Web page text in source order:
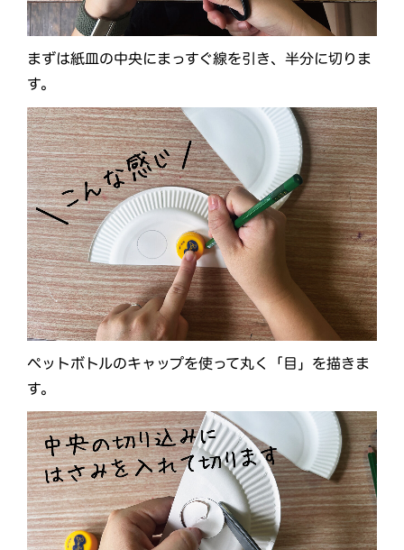
まずは紙皿の中央にまっすぐ線を引き、半分に切りま
す。
ペットボトルのキャップを使って丸く「目」を描きま
す。